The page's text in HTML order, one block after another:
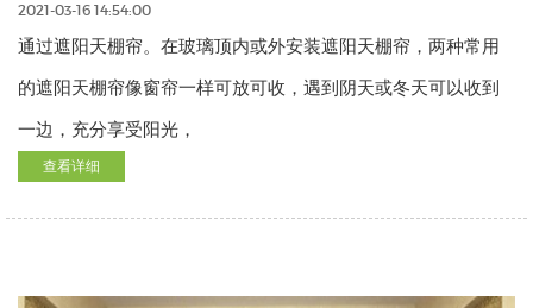
2021-03-16 14:54:00
通过遮阳天棚帘。在玻璃顶内或外安装遮阳天棚帘，两种常用
的遮阳天棚帘像窗帘一样可放可收，遇到阴天或冬天可以收到
一边，充分享受阳光，
查看详细